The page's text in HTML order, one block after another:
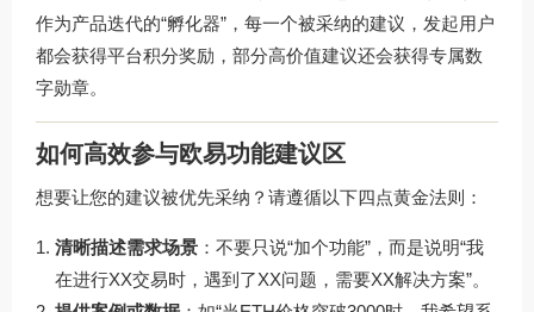
作为产品迭代的“孵化器”，每一个被采纳的建议，发起用户
都会获得平台积分奖励，部分高价值建议还会获得专属数
字勋章。
如何高效参与欧易功能建议区
想要让您的建议被优先采纳？请遵循以下四点黄金法则：
清晰描述需求场景 ：不要只说“加个功能”，而是说明“我
在进行XX交易时，遇到了XX问题，需要XX解决方案”。